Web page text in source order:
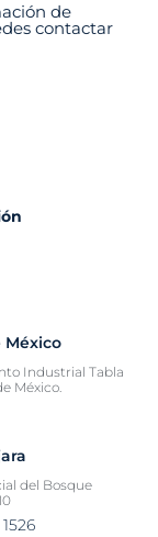
de
contactar
México
Industrial Tabla
México.
del Bosque